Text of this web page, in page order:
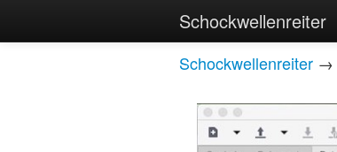
Schockwellenreiter
Schockwellenreiter →